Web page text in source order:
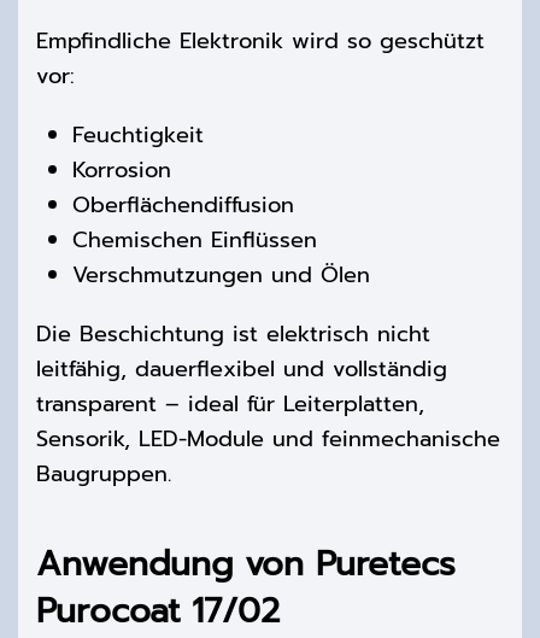
Empfindliche Elektronik wird so geschützt
vor:
Feuchtigkeit
Korrosion
Oberflächendiffusion
Chemischen Einflüssen
Verschmutzungen und Ölen
Die Beschichtung ist elektrisch nicht
leitfähig, dauerflexibel und vollständig
transparent – ideal für Leiterplatten,
Sensorik, LED-Module und feinmechanische
Baugruppen.
Anwendung von Puretecs
Purocoat 17/02